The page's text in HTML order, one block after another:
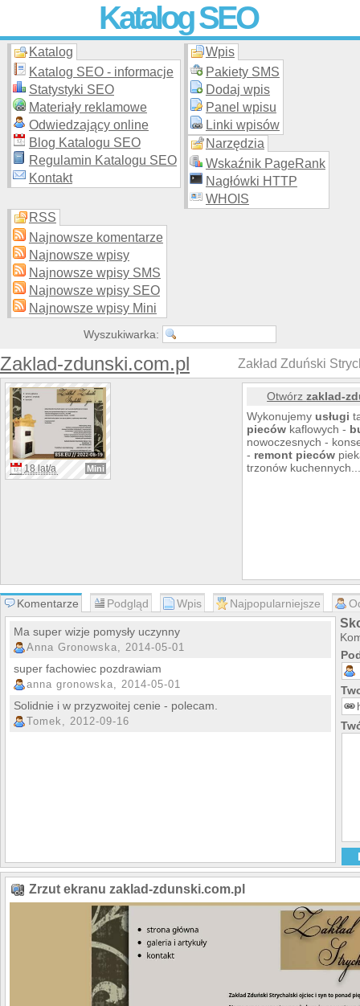
Katalog SEO
Skuteczna i promocja stron WWW –
moderowanego katalogu za darmo!
Katalog
Katalog SEO - informacje
Statystyki SEO
Materiały reklamowe
Odwiedzający online
Blog Katalogu SEO
Regulamin Katalogu SEO
Kontakt
Wpis
Pakiety SMS
Dodaj wpis
Panel wpisu
Linki wpisów
Narzędzia
Wskaźnik PageRank
Nagłówki HTTP
WHOIS
RSS
Najnowsze komentarze
Najnowsze wpisy
Najnowsze wpisy SMS
Najnowsze wpisy SEO
Najnowsze wpisy Mini
Wyszukiwarka:
Zaklad-zdunski.com.pl Zakład Zduński
18 lat/a Mini
Otwórzzaklad-
Wykonujemy usługi
pieców kaflowych -
nowoczesnych -
- remont pieców
trzonów
Komentarze Podgląd Wpis Najpopularniejsze
Ma super wizje pomysły uczynny
Anna Gronowska, 2014-05-01
super fachowiec pozdrawiam
anna gronowska, 2014-05-01
Solidnie i w przyzwoitej cenie - polecam.
Tomek, 2012-09-16
Zrzut ekranu zaklad-zdunski.com.pl